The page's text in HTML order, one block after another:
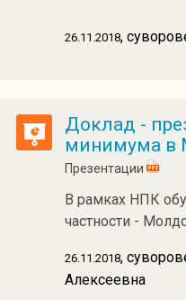
26.11.2018,
Доклад -
минимума в
Презентации
В рамках НПК
частности -
26.11.2018,
Алексеевна